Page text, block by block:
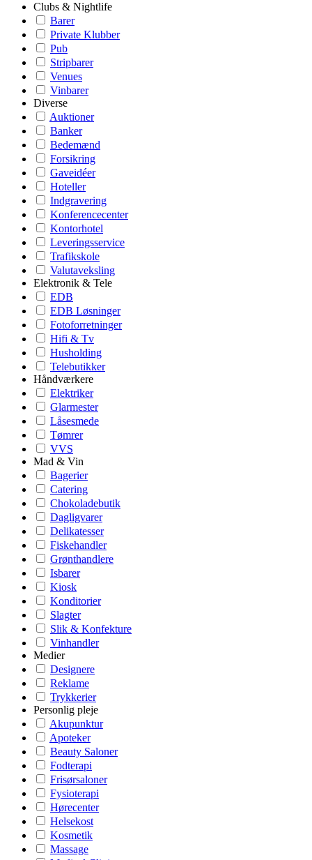
Clubs & Nightlife
Barer
Private Klubber
Pub
Stripbarer
Venues
Vinbarer
Diverse
Auktioner
Banker
Bedemænd
Forsikring
Gaveidéer
Hoteller
Indgravering
Konferencecenter
Kontorhotel
Leveringsservice
Trafikskole
Valutaveksling
Elektronik & Tele
EDB
EDB Løsninger
Fotoforretninger
Hifi & Tv
Husholding
Telebutikker
Håndværkere
Elektriker
Glarmester
Låsesmede
Tømrer
VVS
Mad & Vin
Bagerier
Catering
Chokoladebutik
Dagligvarer
Delikatesser
Fiskehandler
Grønthandlere
Isbarer
Kiosk
Konditorier
Slagter
Slik & Konfekture
Vinhandler
Medier
Designere
Reklame
Trykkerier
Personlig pleje
Akupunktur
Apoteker
Beauty Saloner
Fodterapi
Frisørsaloner
Fysioterapi
Hørecenter
Helsekost
Kosmetik
Massage